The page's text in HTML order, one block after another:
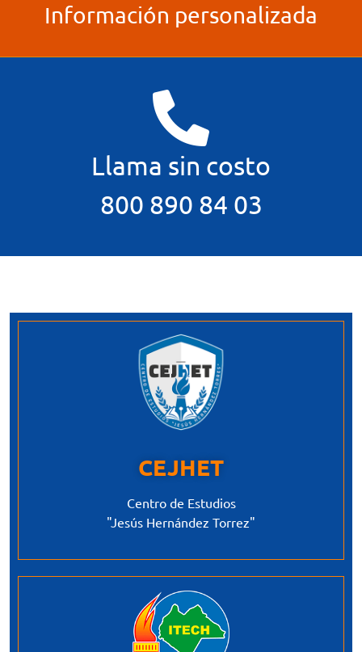
Registrarse al Curso
Información personalizada
Llama sin costo
800 890 84 03
CEJHET
Centro de Estudios
"Jesús Hernández Torrez"